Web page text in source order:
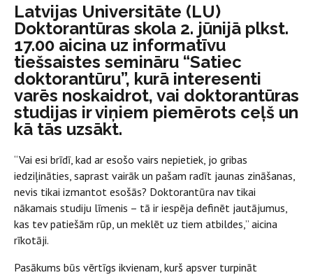
Latvijas Universitāte (LU)
Doktorantūras skola 2. jūnijā plkst.
17.00 aicina uz informatīvu
tiešsaistes semināru “Satiec
doktorantūru”, kurā interesenti
varēs noskaidrot, vai doktorantūras
studijas ir viņiem piemērots ceļš un
kā tās uzsākt.
“Vai esi brīdī, kad ar esošo vairs nepietiek, jo gribas
iedziļināties, saprast vairāk un pašam radīt jaunas zināšanas,
nevis tikai izmantot esošās? Doktorantūra nav tikai
nākamais studiju līmenis – tā ir iespēja definēt jautājumus,
kas tev patiešām rūp, un meklēt uz tiem atbildes,” aicina
rīkotāji.
Pasākums būs vērtīgs ikvienam, kurš apsver turpināt